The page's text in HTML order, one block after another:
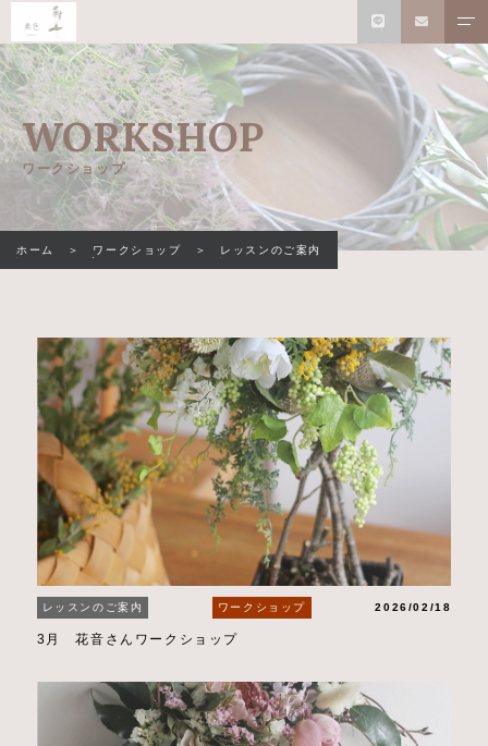
WORKSHOP
ワークショップ
ホーム ワークショップ レッスンのご案内
レッスンのご案内 ワークショップ 2026/02/18
3月 花音さんワークショップ